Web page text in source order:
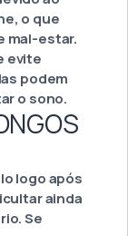
o que
mal-estar.
evite
podem
o sono.
logo após
ainda
Se